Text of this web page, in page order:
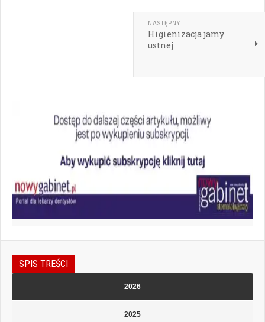
NASTĘPNY
Higienizacja jamy
ustnej
SPIS TREŚCI
2026
2025